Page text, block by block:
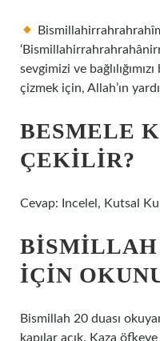
sevgimizi ve
çizmek için, Allah’ın
BESMELE
ÇEKILIR?
Cevap: Incelel, Kutsal
BISMILLAH
IÇIN
Bismillah 20 duası
kapılar açık. Kaza